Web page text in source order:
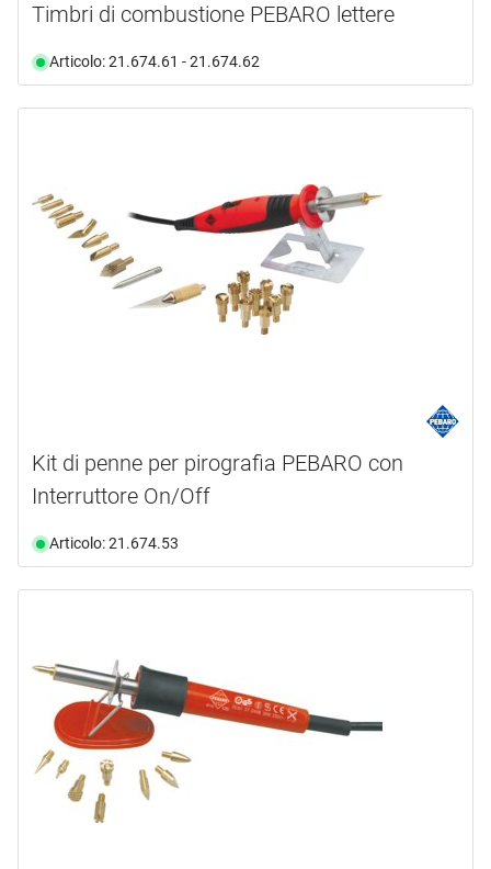
Timbri di combustione PEBARO lettere
Articolo: 21.674.61 - 21.674.62
Kit di penne per pirografia PEBARO con
Interruttore On/Off
Articolo: 21.674.53